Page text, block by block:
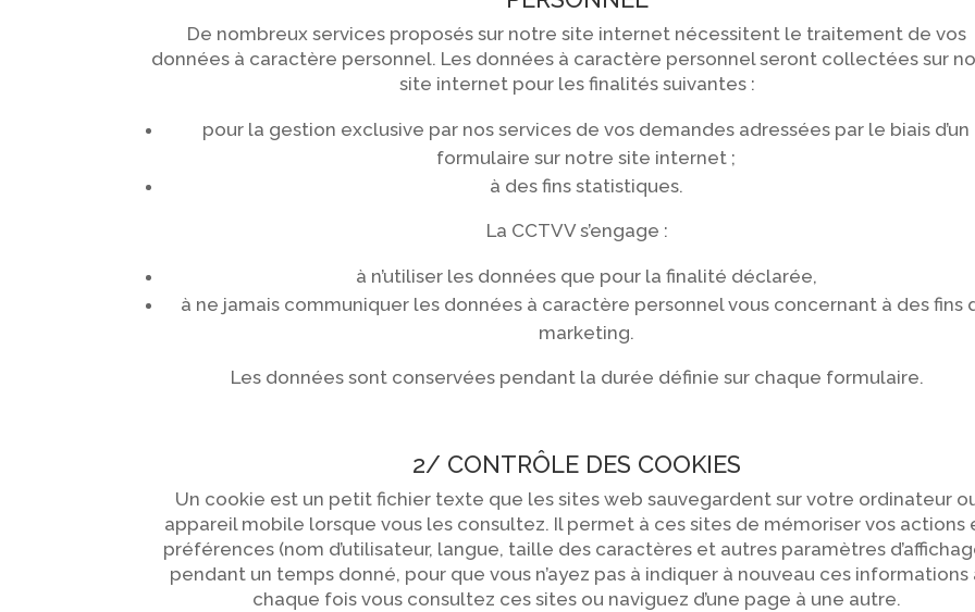
De nombreux services proposés sur notre site internet nécessitent le traitement de vos
données à caractère personnel. Les données à caractère personnel seront collectées sur
site internet pour les finalités suivantes :
pour la gestion exclusive par nos services de vos demandes adressées par le biais d’un
formulaire sur notre site internet ;
à des fins statistiques.
La CCTVV s’engage :
à n’utiliser les données que pour la finalité déclarée,
à ne jamais communiquer les données à caractère personnel vous concernant à des fins
marketing.
Les données sont conservées pendant la durée définie sur chaque formulaire.
2/ CONTRÔLE DES COOKIES
Un cookie est un petit fichier texte que les sites web sauvegardent sur votre ordinateur
appareil mobile lorsque vous les consultez. Il permet à ces sites de mémoriser vos actions
préférences (nom d’utilisateur, langue, taille des caractères et autres paramètres
pendant un temps donné, pour que vous n’ayez pas à indiquer à nouveau ces informations
chaque fois vous consultez ces sites ou naviguez d’une page à une autre.